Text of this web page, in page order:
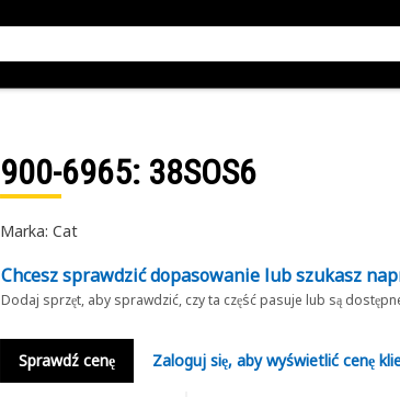
900-6965: 38SOS6
Marka: Cat
Chcesz sprawdzić dopasowanie lub szukasz
Dodaj sprzęt, aby sprawdzić, czy ta część pasuje lub są
Sprawdź cenę Zaloguj się, aby wyświetlić cenę